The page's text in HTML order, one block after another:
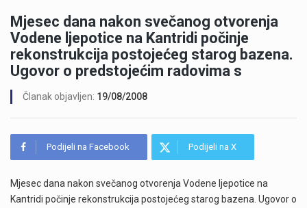
Mjesec dana nakon svečanog otvorenja
Vodene ljepotice na Kantridi počinje
rekonstrukcija postojećeg starog bazena.
Ugovor o predstojećim radovima s
Članak objavljen: 19/08/2008
Podijeli na Facebook Podijeli na X
Mjesec dana nakon svečanog otvorenja Vodene ljepotice na
Kantridi počinje rekonstrukcija postojećeg starog bazena. Ugovor o